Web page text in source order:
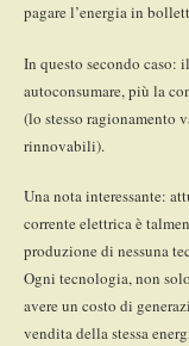
pagare l’energia in
In questo secondo caso:
autoconsumare, più la
(lo stesso ragionamento
rinnovabili).
Una nota interessante:
corrente elettrica è
produzione di nessuna
Ogni tecnologia, non
avere un costo di
vendita della stessa